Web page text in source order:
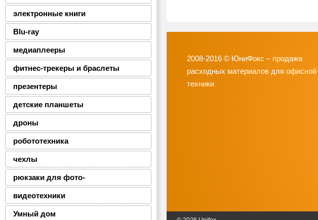
электронные книги
Blu-ray
медиаплееры
фитнес-трекеры и браслеты
презентеры
детские планшеты
дроны
робототехника
чехлы
рюкзаки для фото-
видеотехники
Умный дом
2008-2016 © ЮниФокс – продажа
расходных материалов для офисной
техники